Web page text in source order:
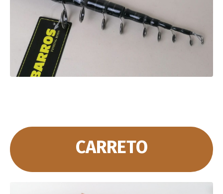
CARRETO